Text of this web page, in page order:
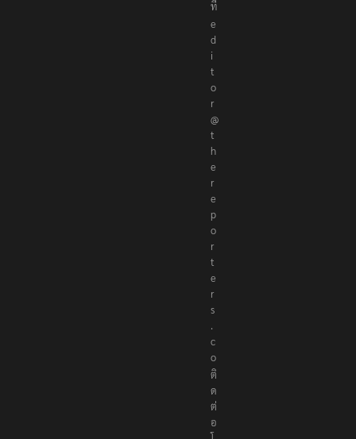
า
ร
ที่
e
d
i
t
o
r
@
t
h
e
r
e
p
o
r
t
e
r
s
.
c
o
ติ
ด